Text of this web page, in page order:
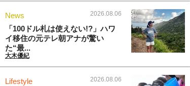
News 2026.08.06
「100ドル札は使えない!?」ハワ
イ移住の元テレ朝アナが驚い
た“最...
大木優紀
Lifestyle 2026.08.06